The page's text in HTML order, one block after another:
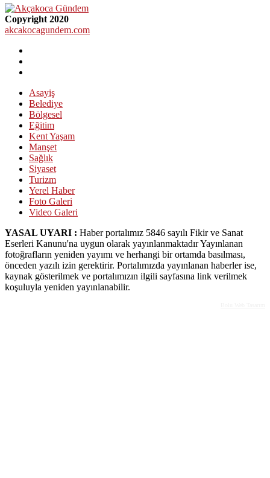
Copyright 2020
akcakocagundem.com
Asayiş
Belediye
Bölgesel
Eğitim
Kent Yaşam
Manşet
Sağlık
Siyaset
Turizm
Yerel Haber
Foto Galeri
Video Galeri
YASAL UYARI : Haber portalımız 5846 sayılı Fikir ve Sanat
Eserleri Kanunu'na uygun olarak yayınlanmaktadır Yayınlanan
fotoğrafların yeniden yayımı ve herhangi bir ortamda basılması,
önceden yazılı izin gerektirir. Portalımızda yayınlanan haberler ise,
kaynak gösterilmek ve portalımızın ilgili sayfasına link verilmek
koşuluyla yeniden yayınlanabilir.